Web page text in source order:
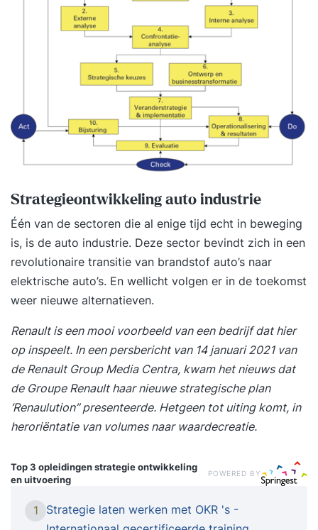
Strategieontwikkeling auto industrie
Één van de sectoren die al enige tijd echt in beweging
is, is de auto industrie. Deze sector bevindt zich in een
revolutionaire transitie van brandstof auto’s naar
elektrische auto’s. En wellicht volgen er in de toekomst
weer nieuwe alternatieven.
Renault is een mooi voorbeeld van een bedrijf dat hier
op inspeelt. In een persbericht van 14 januari 2021 van
de Renault Group Media Centra, kwam het nieuws dat
de Groupe Renault haar nieuwe strategische plan
‘Renaulution” presenteerde. Hetgeen tot uiting komt, in
heroriëntatie van volumes naar waardecreatie.
Top 3 opleidingenstrategie ontwikkeling
en uitvoering
POWERED BY
1
Strategie laten werken met OKR 's -